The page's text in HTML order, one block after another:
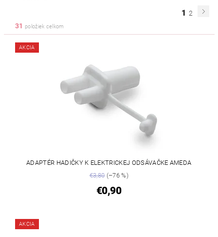
1 2
31 položiek celkom
AKCIA
ADAPTÉR HADIČKY K ELEKTRICKEJ ODSÁVAČKE AMEDA
€3,80(–76 %)
€0,90
AKCIA